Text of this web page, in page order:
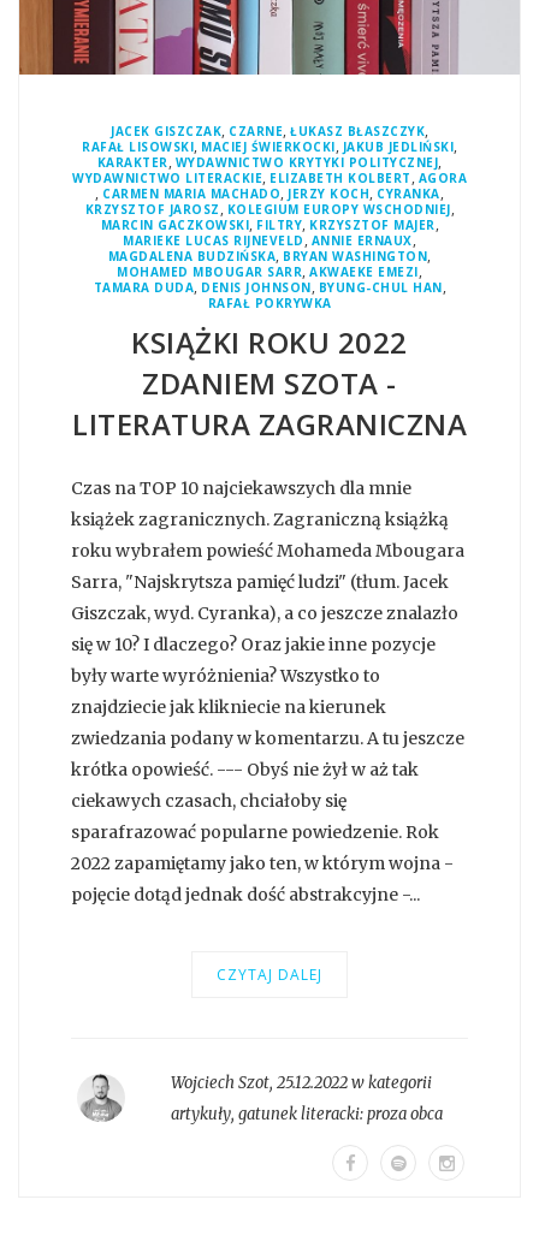
JACEK GISZCZAK, CZARNE, ŁUKASZ BŁASZCZYK,
RAFAŁ LISOWSKI, MACIEJ ŚWIERKOCKI, JAKUB JEDLIŃSKI,
KARAKTER , WYDAWNICTWO KRYTYKI POLITYCZNEJ,
WYDAWNICTWO LITERACKIE, ELIZABETH KOLBERT , AGORA
, CARMEN MARIA MACHADO, JERZY KOCH, CYRANKA,
KRZYSZTOF JAROSZ , KOLEGIUM EUROPY WSCHODNIEJ,
MARCIN GACZKOWSKI, FILTRY, KRZYSZTOF MAJER ,
MARIEKE LUCAS RIJNEVELD , ANNIE ERNAUX,
MAGDALENA BUDZIŃSKA, BRYAN WASHINGTON,
MOHAMED MBOUGAR SARR,AKWAEKE EMEZI,
TAMARA DUDA, DENIS JOHNSON, BYUNG-CHUL HAN,
RAFAŁ POKRYWKA
KSIĄŻKI ROKU 2022
ZDANIEM SZOTA -
LITERATURA ZAGRANICZNA
Czas na TOP 10 najciekawszych dla mnie
książek zagranicznych. Zagraniczną książką
roku wybrałem powieść Mohameda Mbougara
Sarra, "Najskrytsza pamięć ludzi" (tłum. Jacek
Giszczak, wyd. Cyranka), a co jeszcze znalazło
się w 10? I dlaczego? Oraz jakie inne pozycje
były warte wyróżnienia? Wszystko to
znajdziecie jak klikniecie na kierunek
zwiedzania podany w komentarzu. A tu jeszcze
krótka opowieść. --- Obyś nie żył w aż tak
ciekawych czasach, chciałoby się
sparafrazować popularne powiedzenie. Rok
2022 zapamiętamy jako ten, w którym wojna -
pojęcie dotąd jednak dość abstrakcyjne -...
CZYTAJ DALEJ
Wojciech Szot, 25.12.2022 w kategorii
artykuły, gatunek literacki:proza obca